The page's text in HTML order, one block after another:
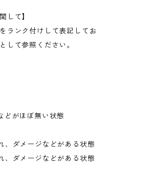
して】
ランク付けして表記してお
して参照ください。
どがほぼ無い状態
、ダメージなどがある状態
、ダメージなどがある状態